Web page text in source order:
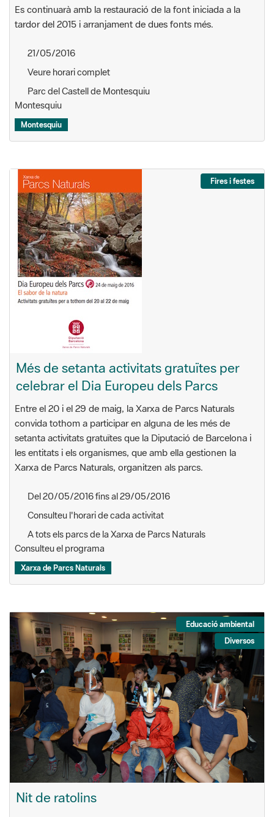
Es continuarà amb la restauració de la font iniciada a la
tardor del 2015 i arranjament de dues fonts més.
21/05/2016
Veure horari complet
Parc del Castell de Montesquiu
Montesquiu
Montesquiu
Fires i festes
Més de setanta activitats gratuïtes per
celebrar el Dia Europeu dels Parcs
Entre el 20 i el 29 de maig, la Xarxa de Parcs Naturals
convida tothom a participar en alguna de les més de
setanta activitats gratuïtes que la Diputació de Barcelona i
les entitats i els organismes, que amb ella gestionen la
Xarxa de Parcs Naturals, organitzen als parcs.
Del 20/05/2016 fins al 29/05/2016
Consulteu l'horari de cada activitat
A tots els parcs de la Xarxa de Parcs Naturals
Consulteu el programa
Xarxa de Parcs Naturals
Educació ambiental
Diversos
Nit de ratolins